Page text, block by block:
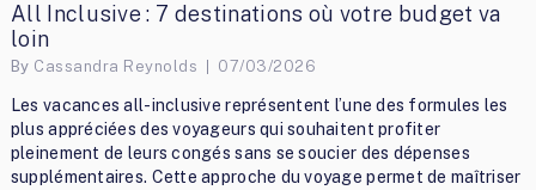
All Inclusive : 7 destinations où votre budget va
loin
By Cassandra Reynolds 07/03/2026
Les vacances all-inclusive représentent l’une des formules les
plus appréciées des voyageurs qui souhaitent profiter
pleinement de leurs congés sans se soucier des dépenses
supplémentaires. Cette approche du voyage permet de maîtriser